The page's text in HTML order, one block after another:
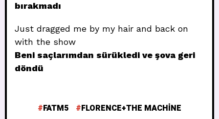
bırakmadı
Just dragged me by my hair and back on
with the show
Beni saçlarımdan sürükledi ve şova geri
döndü
FATM5
FLORENCE+THE MACHINE